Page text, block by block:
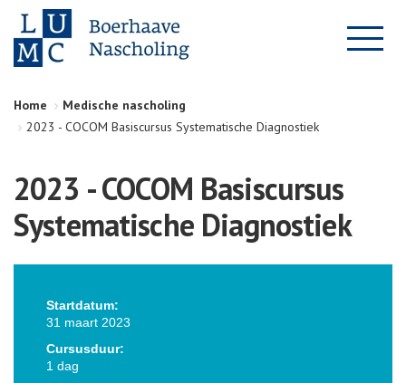
Home
Medische nascholing
2023 - COCOM Basiscursus Systematische Diagnostiek
2023 - COCOM Basiscursus
Systematische Diagnostiek
Startdatum:
31 maart 2023
Cursusduur:
1 dag